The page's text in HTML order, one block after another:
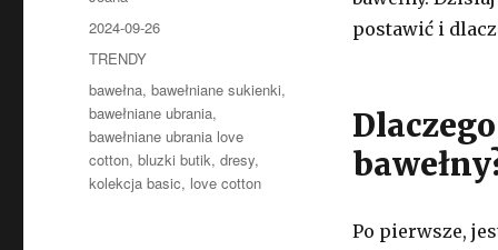
postawić i
Po pierwsze,
Opublikowano
2024-09-26
Kategorie
TRENDY
Tagi
bawełna,bawełniane sukienki,
bawełniane ubrania,
bawełniane ubrania love
cotton,bluzki butik,dresy,
kolekcja basic, love cotton